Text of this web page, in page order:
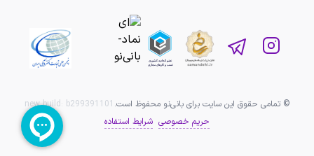
© تمامی حقوق این سایت برای بانی‌نو محفوظ است. new build: b299391101
حریم خصوصی شرایط استفاده